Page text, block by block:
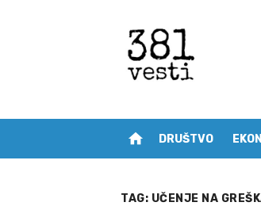
home DRUŠTVO
TAG: UČENJE NA